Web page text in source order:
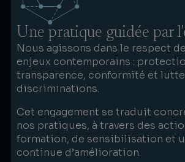
Une pratique guidée par
Nous agissons dans le respect
enjeux contemporains :
transparence, conformité et
discriminations.
Cet engagement se traduit
nos pratiques, à travers des
formation, de sensibilisation et
continue d’amélioration.